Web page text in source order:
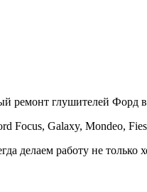
ремонт глушителей Форд
Focus, Galaxy, Mondeo,
делаем работу не